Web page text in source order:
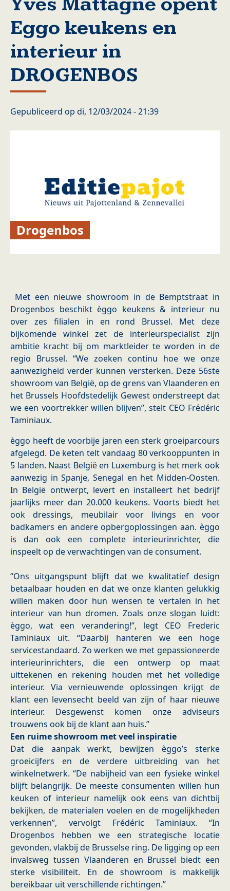
Eggo keukens en
interieur in
DROGENBOS
Gepubliceerd op di, 12/03/2024 - 21:39
Drogenbos
Met een nieuwe showroom in de Bemptstraat in
Drogenbos beschikt èggo keukens & interieur nu
over zes filialen in en rond Brussel. Met deze
bijkomende winkel zet de interieurspecialist zijn
ambitie kracht bij om marktleider te worden in de
regio Brussel. “We zoeken continu hoe we onze
aanwezigheid verder kunnen versterken. Deze 56ste
showroom van België, op de grens van Vlaanderen en
het Brussels Hoofdstedelijk Gewest onderstreept dat
we een voortrekker willen blijven”, stelt CEO Frédéric
Taminiaux.
èggo heeft de voorbije jaren een sterk groeiparcours
afgelegd. De keten telt vandaag 80 verkooppunten in
5 landen. Naast België en Luxemburg is het merk ook
aanwezig in Spanje, Senegal en het Midden-Oosten.
In België ontwerpt, levert en installeert het bedrijf
jaarlijks meer dan 20.000 keukens. Voorts biedt het
ook dressings, meubilair voor livings en voor
badkamers en andere opbergoplossingen aan. èggo
is dan ook een complete interieurinrichter, die
inspeelt op de verwachtingen van de consument.
“Ons uitgangspunt blijft dat we kwalitatief design
betaalbaar houden en dat we onze klanten gelukkig
willen maken door hun wensen te vertalen in het
interieur van hun dromen. Zoals onze slogan luidt:
èggo, wat een verandering!”, legt CEO Frederic
Taminiaux uit. “Daarbij hanteren we een hoge
servicestandaard. Zo werken we met gepassioneerde
interieurinrichters, die een ontwerp op maat
uittekenen en rekening houden met het volledige
interieur. Via vernieuwende oplossingen krijgt de
klant een levensecht beeld van zijn of haar nieuwe
interieur. Desgewenst komen onze adviseurs
trouwens ook bij de klant aan huis.”
Een ruime showroom met veel inspiratie
Dat die aanpak werkt, bewijzen èggo’s sterke
groeicijfers en de verdere uitbreiding van het
winkelnetwerk. “De nabijheid van een fysieke winkel
blijft belangrijk. De meeste consumenten willen hun
keuken of interieur namelijk ook eens van dichtbij
bekijken, de materialen voelen en de mogelijkheden
verkennen”, vervolgt Frédéric Taminiaux. “In
Drogenbos hebben we een strategische locatie
gevonden, vlakbij de Brusselse ring. De ligging op een
invalsweg tussen Vlaanderen en Brussel biedt een
sterke visibiliteit. En de showroom is makkelijk
bereikbaar uit verschillende richtingen.”